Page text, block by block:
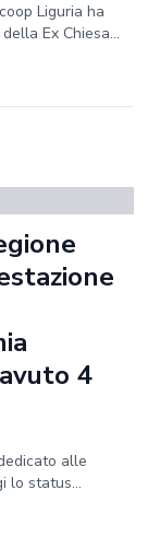
Liguria ha
Ex Chiesa...
4
alle
lo status...